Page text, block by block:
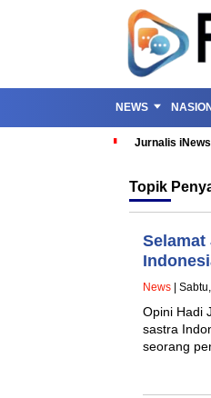
NEWS
Jurnalis
Topik
News |
Opini Hadi
sastra
seorang